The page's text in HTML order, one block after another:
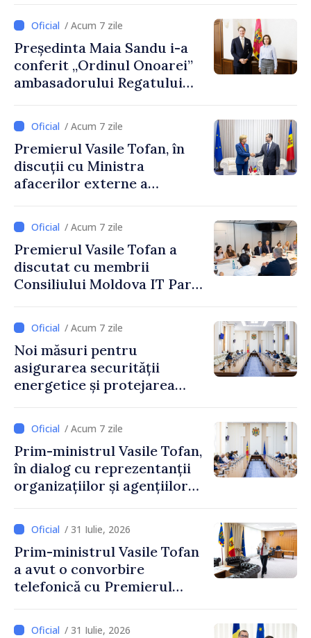
m
/ Acum 7 zile
Președinta Maia Sandu i-a
conferit „Ordinul Onoarei”
ambasadorului Regatului
încheierea mandatului
/ Acum 7 zile
Premierul Vasile Tofan, în
discuții cu Ministra
afacerilor externe a
/ Acum 7 zile
Premierul Vasile Tofan a
discutat cu membrii
Consiliului Moldova IT Park:
industriei IT”
/ Acum 7 zile
Noi măsuri pentru
asigurarea securității
energetice și protejarea
de CNMC
/ Acum 7 zile
Prim-ministrul Vasile Tofan,
în dialog cu reprezentanții
organizațiilor și agențiilor
Moldova
/ 31 Iulie, 2026
Prim-ministrul Vasile Tofan
a avut o convorbire
telefonică cu Premierul
/ 31 Iulie, 2026